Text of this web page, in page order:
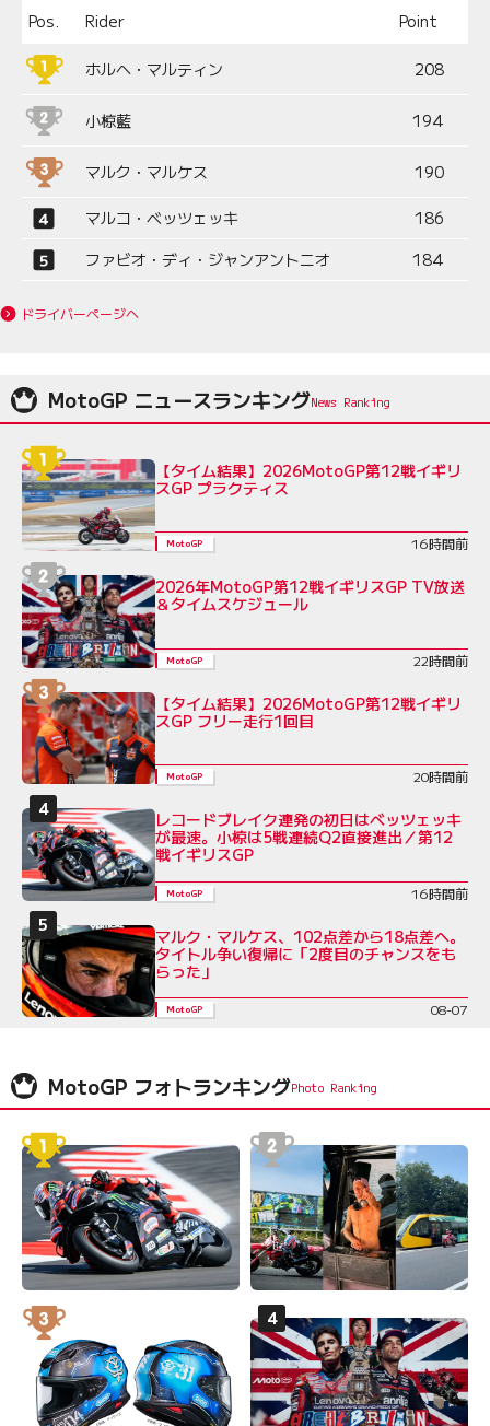
Pos. Rider Point
ホルヘ・マルティン 208
小椋藍 194
マルク・マルケス 190
マルコ・ベッツェッキ
186
ファビオ・ディ・ジャンアントニオ
184
ドライバーページへ
MotoGP ニュースランキング
【タイム結果】2026MotoGP第12戦イギリ
スGP プラクティス
MotoGP 16時間前
2026年MotoGP第12戦イギリスGP TV放送
＆タイムスケジュール
MotoGP 22時間前
【タイム結果】2026MotoGP第12戦イギリ
スGP フリー走行1回目
MotoGP 20時間前
レコードブレイク連発の初日はベッツェッキ
が最速。小椋は5戦連続Q2直接進出／第12
戦イギリスGP
MotoGP 16時間前
マルク・マルケス、102点差から18点差へ。
タイトル争い復帰に「2度目のチャンスをも
らった」
MotoGP 08-07
MotoGP フォトランキング